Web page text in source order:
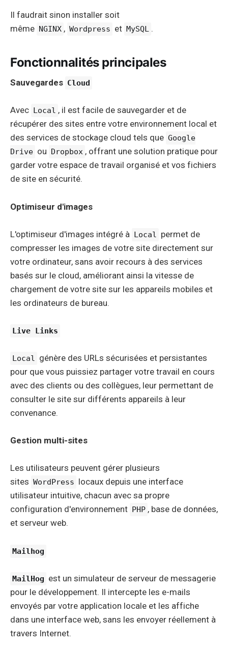
Il faudrait sinon installer soit
même NGINX , Wordpress et MySQL .
Fonctionnalités principales
Sauvegardes Cloud
Avec Local , il est facile de sauvegarder et de
récupérer des sites entre votre environnement local et
des services de stockage cloud tels que Google
Drive ou Dropbox , offrant une solution pratique pour
garder votre espace de travail organisé et vos fichiers
de site en sécurité.
Optimiseur d'images
L'optimiseur d'images intégré à Local permet de
compresser les images de votre site directement sur
votre ordinateur, sans avoir recours à des services
basés sur le cloud, améliorant ainsi la vitesse de
chargement de votre site sur les appareils mobiles et
les ordinateurs de bureau.
Live Links
Local génère des URLs sécurisées et persistantes
pour que vous puissiez partager votre travail en cours
avec des clients ou des collègues, leur permettant de
consulter le site sur différents appareils à leur
convenance.
Gestion multi-sites
Les utilisateurs peuvent gérer plusieurs
sites WordPress locaux depuis une interface
utilisateur intuitive, chacun avec sa propre
configuration d'environnement
PHP , base de données,
et serveur web.
Mailhog
MailHog est un simulateur de serveur de messagerie
pour le développement. Il intercepte les e-mails
envoyés par votre application locale et les affiche
dans une interface web, sans les envoyer réellement à
travers Internet.